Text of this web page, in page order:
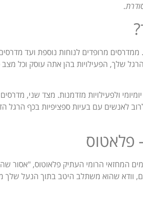
מרופדים לנוחות נוספת ועד מדרסים
שלך, הפעילויות בהן אתה עוסק וכל
ולפעילויות מזדמנות. מצד שני, מדרסים
לאנשים עם בעיות ספציפיות בכף הרגל
פלאטוס
המחזאי הרומי העתיק פלאוטוס, "אסור
וודא שהוא משתלב היטב בתוך הנעל שלך